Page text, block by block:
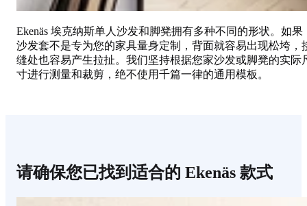
Ekenäs 埃克纳斯单人沙发和脚凳拥有多种不同的形状。如果
沙发套不是专为您的家具量身定制，背面就容易出现松垮，
缝处也容易产生拉扯。我们坚持根据您家沙发或脚凳的实际
寸进行测量和裁剪，绝不使用千篇一律的通用模板。
请确保您已找到适合的 Ekenäs 款式